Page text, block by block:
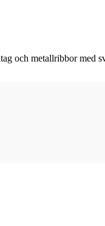
och metallribbor med